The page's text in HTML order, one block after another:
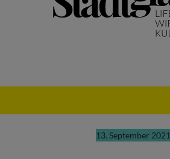
13. September 2021